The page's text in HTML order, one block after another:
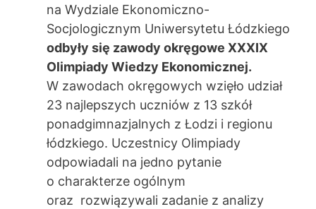
na Wydziale Ekonomiczno-
Socjologicznym Uniwersytetu Łódzkiego
odbyły się zawody okręgowe XXXIX
Olimpiady Wiedzy Ekonomicznej.
W zawodach okręgowych wzięło udział
23 najlepszych uczniów z 13 szkół
ponadgimnazjalnych z Łodzi i regionu
łódzkiego. Uczestnicy Olimpiady
odpowiadali na jedno pytanie
o charakterze ogólnym
oraz rozwiązywali zadanie z analizy